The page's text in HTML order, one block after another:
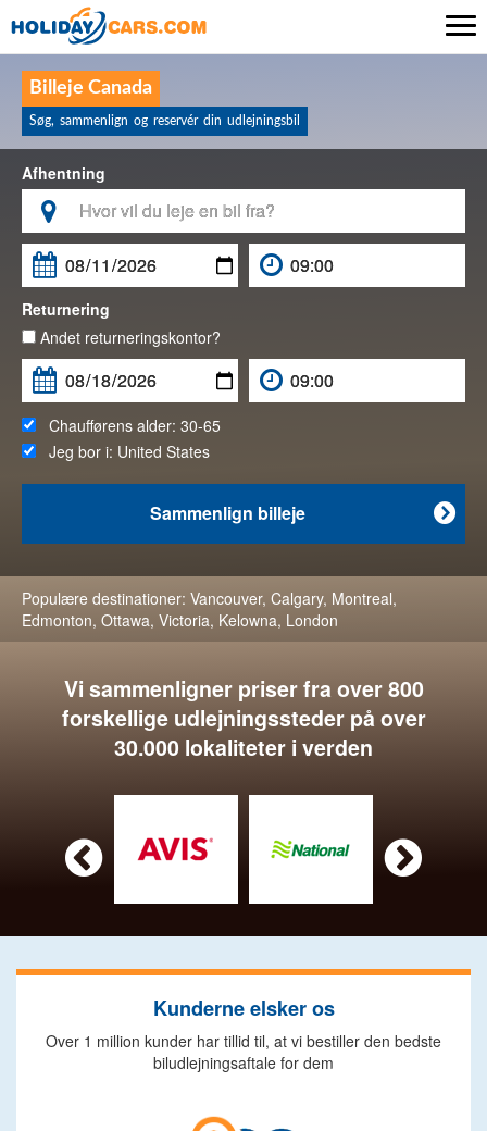
Billeje Canada
Søg, sammenlign og reservér din udlejningsbil
Afhentning


Returnering
Andet returneringskontor?
Chaufførens alder: 30-65
Jeg bor i: United States

Sammenlign billeje
Populære destinationer: Vancouver, Calgary, Montreal,
Edmonton, Ottawa, Victoria, Kelowna, London
Vi sammenligner priser fra over 800
forskellige udlejningssteder på over
30.000 lokaliteter i verden
 
Kunderne elsker os
Over 1 million kunder har tillid til, at vi bestiller den bedste
biludlejningsaftale for dem